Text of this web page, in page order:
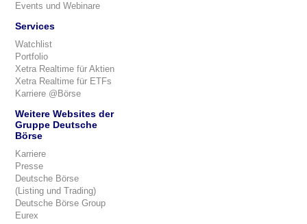
Events und Webinare
Services
Watchlist
Portfolio
Xetra Realtime für Aktien
Xetra Realtime für ETFs
Karriere @Börse
Weitere Websites der
Gruppe Deutsche
Börse
Karriere
Presse
Deutsche Börse
(Listing und Trading)
Deutsche Börse Group
Eurex